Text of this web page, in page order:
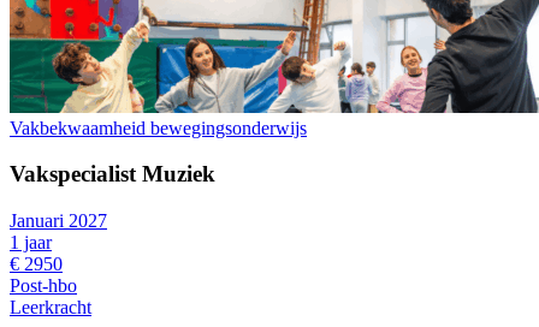
Vakbekwaamheid bewegingsonderwijs
Vakspecialist Muziek
Januari 2027
1 jaar
€ 2950
Post-hbo
Leerkracht